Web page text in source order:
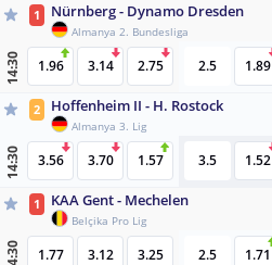
1 Nürnberg - Dynamo Dresden
Almanya 2. Bundesliga
14:30 1.96 3.14 2.75 2.5 1.89
2 Hoffenheim II - H. Rostock
Almanya 3. Lig
14:30 3.56 3.70 1.57 3.5 1.52
1 KAA Gent - Mechelen
Belçika Pro Lig
14:30 1.77 3.12 3.25 2.5 1.71